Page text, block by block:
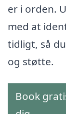
er i orden.
med at
tidligt, så
og støtte.
Book